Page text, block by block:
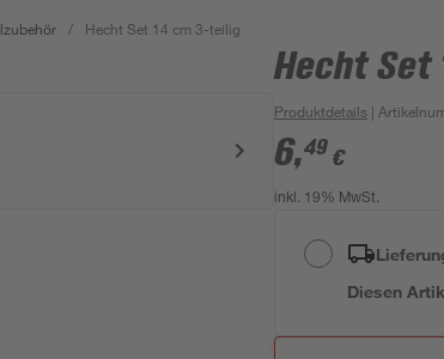
/ Hecht Set 14 cm 3-teilig
Hecht
Produktdetails |
6,49 €
inkl. 19% MwSt.
Diesen